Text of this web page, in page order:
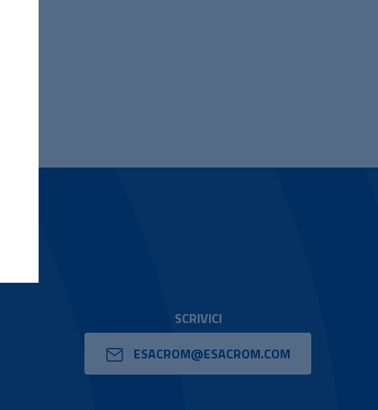
SCRIVICI
ESACROM@ESACROM.COM